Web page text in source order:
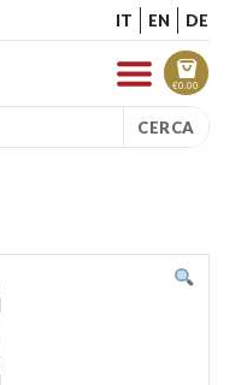
IT EN DE
€0.00
CERCA